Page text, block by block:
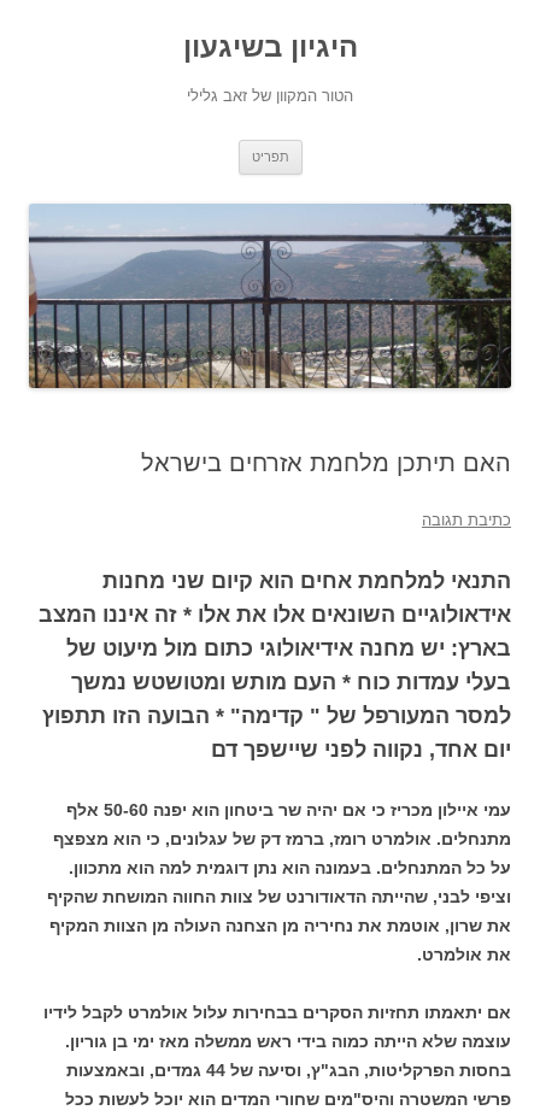
היגיון בשיגעון
הטור המקוון של זאב גלילי
תפריט
האם תיתכן מלחמת אזרחים בישראל
כתיבת תגובה
התנאי למלחמת אחים הוא קיום שני מחנות
אידאולוגיים השונאים אלו את אלו * זה איננו המצב
בארץ: יש מחנה אידיאולוגי כתום מול מיעוט של
בעלי עמדות כוח * העם מותש ומטושטש נמשך
למסר המעורפל של " קדימה" * הבועה הזו תתפוץ
יום אחד, נקווה לפני שיישפך דם
עמי איילון מכריז כי אם יהיה שר ביטחון הוא יפנה 50-60 אלף
מתנחלים. אולמרט רומז, ברמז דק של עגלונים, כי הוא מצפצף
על כל המתנחלים. בעמונה הוא נתן דוגמית למה הוא מתכוון.
וציפי לבני, שהייתה הדאודורנט של צוות החווה המושחת שהקיף
את שרון, אוטמת את נחיריה מן הצחנה העולה מן הצוות המקיף
את אולמרט.
אם יתאמתו תחזיות הסקרים בבחירות עלול אולמרט לקבל לידיו
עוצמה שלא הייתה כמוה בידי ראש ממשלה מאז ימי בן גוריון.
בחסות הפרקליטות, הבג"ץ, וסיעה של 44 גמדים, ובאמצעות
פרשי המשטרה והיס"מים שחורי המדים הוא יוכל לעשות ככל